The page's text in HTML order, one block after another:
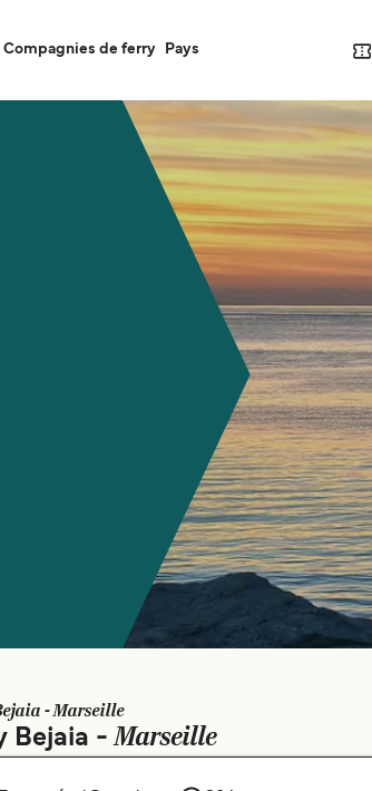
Compagnies de ferry Pays
- Marseille
Bejaia -Marseille